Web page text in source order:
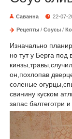
Саванна 22-07-
Рецепты / Соусы /
Изначально
но тут у Берга под
он,похлопав
соленые
свинину куском
запас балтеготри